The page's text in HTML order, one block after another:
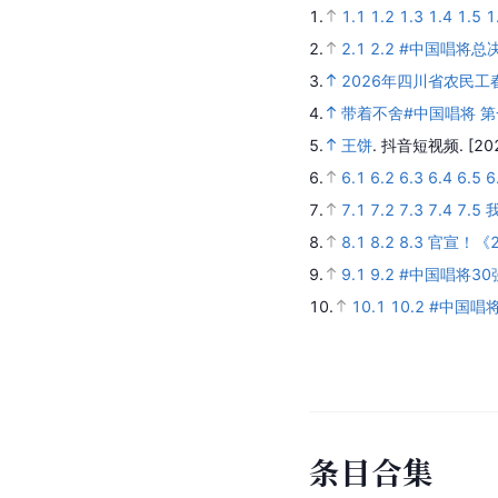
1. 1.1 1.2 1.3 1.4 1.5
2.
2.1 2.2 #中国唱将总
3.
2026年四川省农民工
4.
带着不舍#中国唱将
5.
王饼. 抖音短视频.
6.
6.1 6.2 6.3 6.4 6.5
7.
7.1 7.2 7.3 7.4 7.5
8.
8.1 8.2 8.3 官宣！《
9.
9.1 9.2 #中国唱将30
10.
10.1 10.2 #中国唱
条目合集